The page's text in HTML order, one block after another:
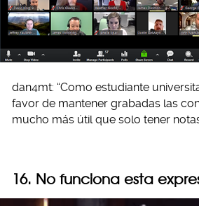
dan4mt: “Como estudiante
favor de mantener grabadas las
mucho más útil que solo tener
16. No funciona esta